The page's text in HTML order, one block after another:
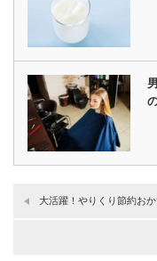
大活躍！やりくり節約お